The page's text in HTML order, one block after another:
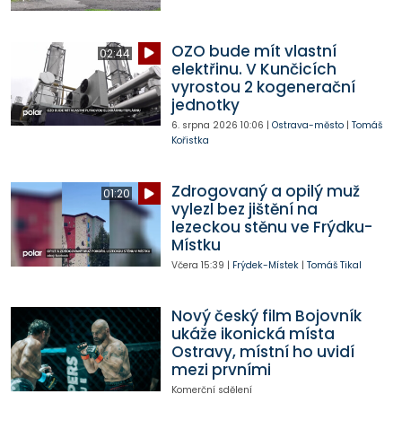
02:44
OZO bude mít vlastní
elektřinu. V Kunčicích
vyrostou 2 kogenerační
jednotky
6. srpna 2026 10:06 | Ostrava-město| Tomáš
Kořistka
01:20
Zdrogovaný a opilý muž
vylezl bez jištění na
lezeckou stěnu ve Frýdku-
Místku
Včera 15:39 | Frýdek-Místek| Tomáš Tikal
Nový český film Bojovník
ukáže ikonická místa
Ostravy, místní ho uvidí
mezi prvními
Komerční sdělení